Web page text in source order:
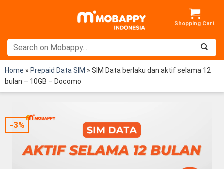
Home » Prepaid Data SIM » SIM Data berlaku dan aktif selama 12
bulan – 10GB – Docomo
-3%